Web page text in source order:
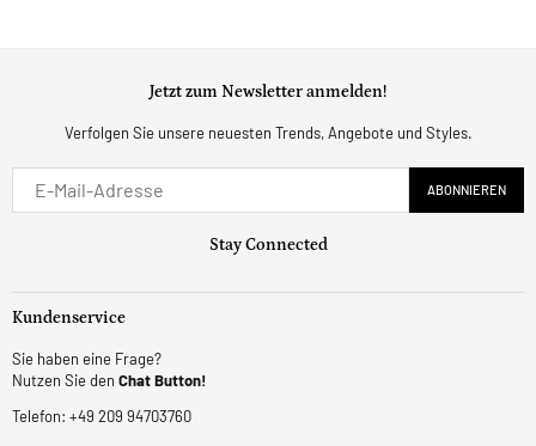
Jetzt zum Newsletter anmelden!
Verfolgen Sie unsere neuesten Trends, Angebote und Styles.
ABONNIEREN
Stay Connected
Kundenservice
Sie haben eine Frage?
Nutzen Sie den Chat Button!
Telefon: +49 209 94703760